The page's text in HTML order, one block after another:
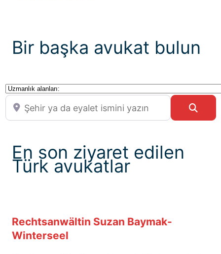
Bir başka avukat bulun
Uzmanlık alanları:
Şehir ya da eyalet ismini yazın
En son ziyaret edilen
Türk avukatlar
Rechtsanwältin Suzan Baymak-
Winterseel